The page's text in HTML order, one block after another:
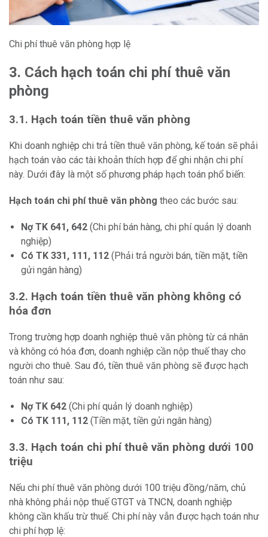
Chi phí thuê văn phòng hợp lệ
3. Cách hạch toán chi phí thuê văn
phòng
3.1. Hạch toán tiền thuê văn phòng
Khi doanh nghiệp chi trả tiền thuê văn phòng, kế toán sẽ phải
hạch toán vào các tài khoản thích hợp để ghi nhận chi phí
này. Dưới đây là một số phương pháp hạch toán phổ biến:
Hạch toán chi phí thuê văn phòng theo các bước sau:
Nợ TK 641, 642 (Chi phí bán hàng, chi phí quản lý doanh
nghiệp)
Có TK 331, 111, 112 (Phải trả người bán, tiền mặt, tiền
gửi ngân hàng)
3.2. Hạch toán tiền thuê văn phòng không có
hóa đơn
Trong trường hợp doanh nghiệp thuê văn phòng từ cá nhân
và không có hóa đơn, doanh nghiệp cần nộp thuế thay cho
người cho thuê. Sau đó, tiền thuê văn phòng sẽ được hạch
toán như sau:
Nợ TK 642 (Chi phí quản lý doanh nghiệp)
Có TK 111, 112 (Tiền mặt, tiền gửi ngân hàng)
3.3. Hạch toán chi phí thuê văn phòng dưới 100
triệu
Nếu chi phí thuê văn phòng dưới 100 triệu đồng/năm, chủ
nhà không phải nộp thuế GTGT và TNCN, doanh nghiệp
không cần khấu trừ thuế. Chi phí này vẫn được hạch toán như
chi phí hợp lệ: